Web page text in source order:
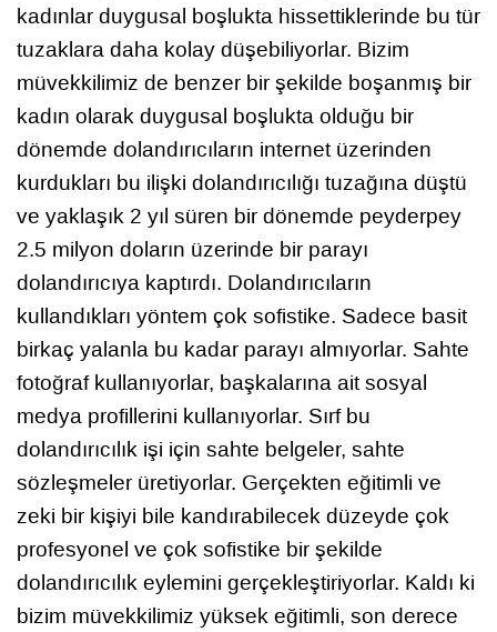
kadınlar duygusal boşlukta hissettiklerinde bu tür
tuzaklara daha kolay düşebiliyorlar. Bizim
müvekkilimiz de benzer bir şekilde boşanmış bir
kadın olarak duygusal boşlukta olduğu bir
dönemde dolandırıcıların internet üzerinden
kurdukları bu ilişki dolandırıcılığı tuzağına düştü
ve yaklaşık 2 yıl süren bir dönemde peyderpey
2.5 milyon doların üzerinde bir parayı
dolandırıcıya kaptırdı. Dolandırıcıların
kullandıkları yöntem çok sofistike. Sadece basit
birkaç yalanla bu kadar parayı almıyorlar. Sahte
fotoğraf kullanıyorlar, başkalarına ait sosyal
medya profillerini kullanıyorlar. Sırf bu
dolandırıcılık işi için sahte belgeler, sahte
sözleşmeler üretiyorlar. Gerçekten eğitimli ve
zeki bir kişiyi bile kandırabilecek düzeyde çok
profesyonel ve çok sofistike bir şekilde
dolandırıcılık eylemini gerçekleştiriyorlar. Kaldı ki
bizim müvekkilimiz yüksek eğitimli, son derece